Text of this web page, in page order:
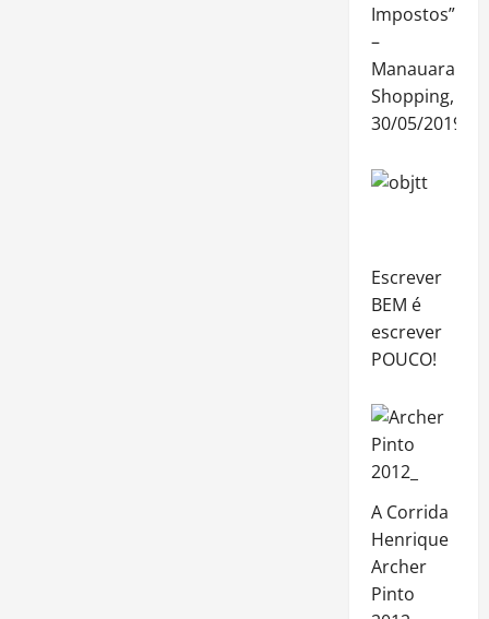
Impostos”
–
Manauara
Shopping,
30/05/2019
Escrever
BEM é
escrever
POUCO!
A Corrida
Henrique
Archer
Pinto